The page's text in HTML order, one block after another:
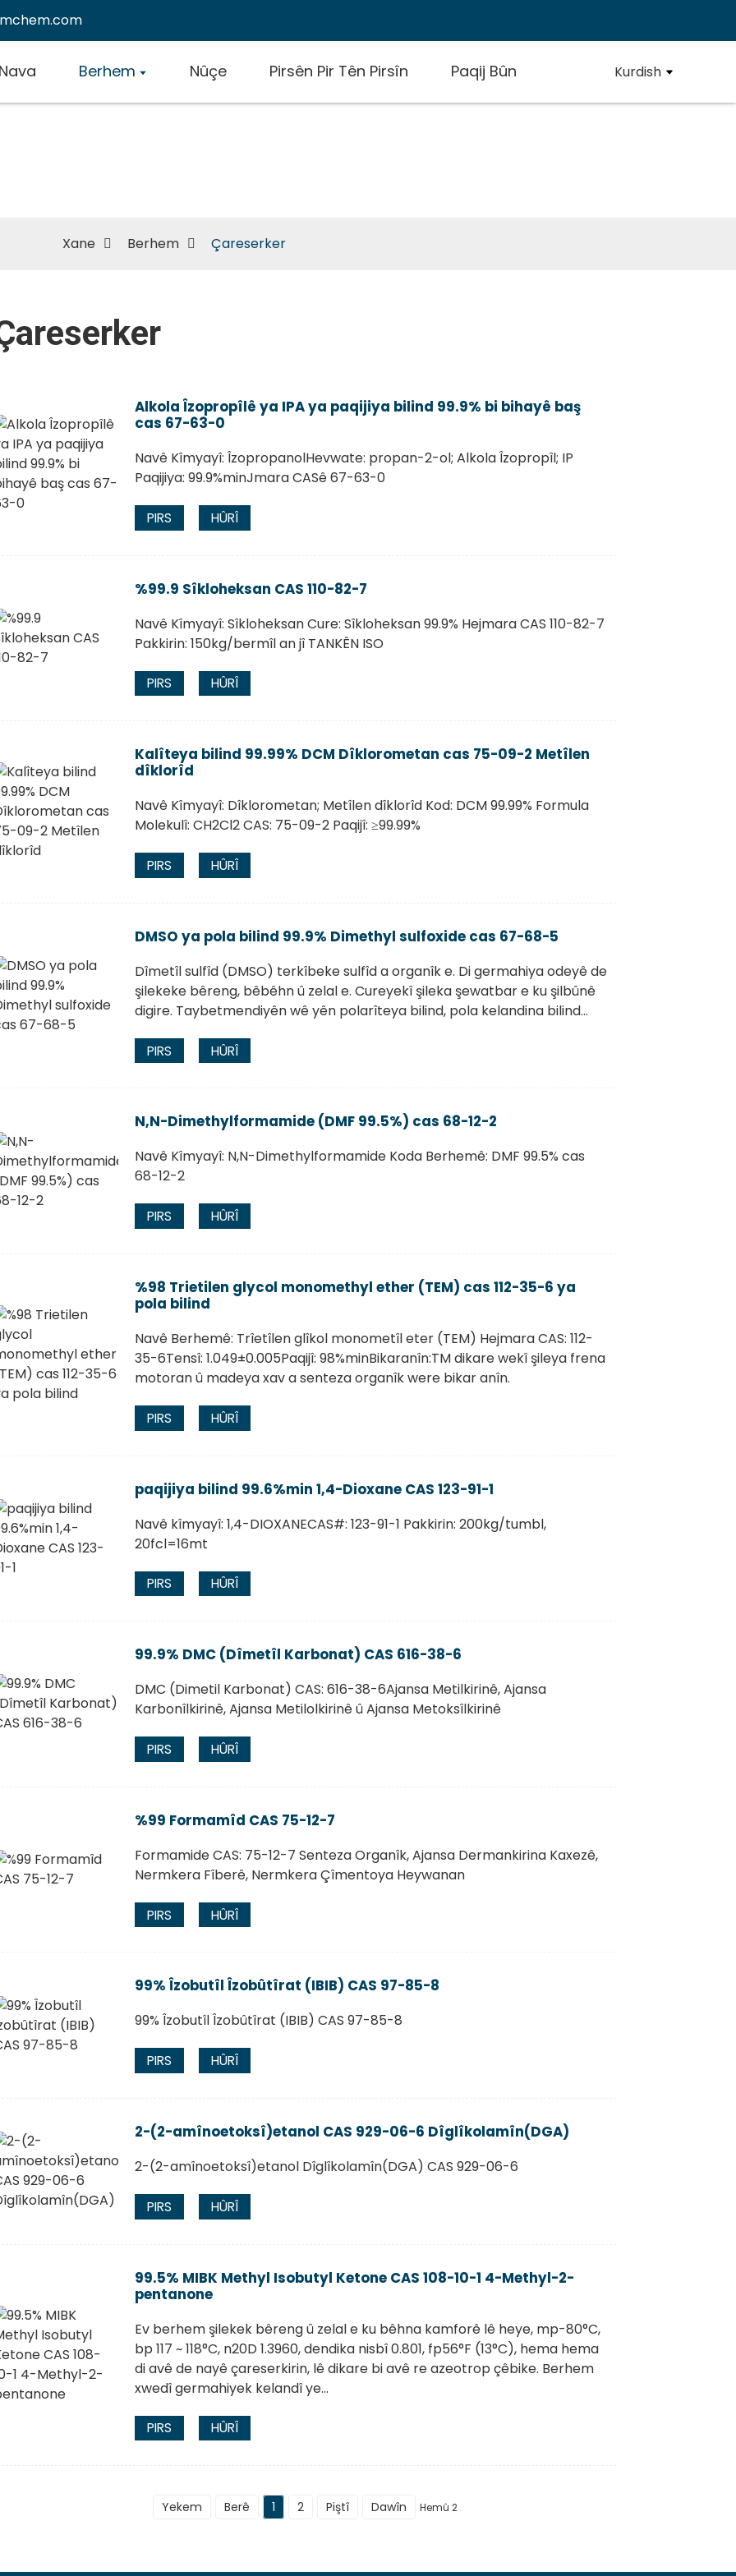
Berhem Nûçe Pirsên Pir Tên Pirsîn Paqij Bûn Kurdish
Xane Berhem Çareserker
Alkola Îzopropîlê ya IPA ya paqijiya bilind 99.9% bi bihayê baş
cas 67-63-0
Navê Kîmyayî: ÎzopropanolHevwate: propan-2-ol; Alkola Îzopropîl; IP
Paqijiya: 99.9%minJmara CASê 67-63-0
PIRS HÛRÎ
%99.9 Sîkloheksan CAS 110-82-7
Navê Kîmyayî: Sîkloheksan Cure: Sîkloheksan 99.9% Hejmara CAS 110-82-7
Pakkirin: 150kg/bermîl an jî TANKÊN ISO
PIRS HÛRÎ
Kalîteya bilind 99.99% DCM Dîklorometan cas 75-09-2 Metîlen
dîklorîd
Navê Kîmyayî: Dîklorometan; Metîlen dîklorîd Kod: DCM 99.99% Formula
Molekulî: CH2Cl2 CAS: 75-09-2 Paqijî: ≥99.99%
PIRS HÛRÎ
DMSO ya pola bilind 99.9% Dimethyl sulfoxide cas 67-68-5
Dîmetîl sulfîd (DMSO) terkîbeke sulfîd a organîk e. Di germahiya odeyê de
şilekeke bêreng, bêbêhn û zelal e. Cureyekî şileka şewatbar e ku şilbûnê
digire. Taybetmendiyên wê yên polarîteya bilind, pola kelandina bilind...
PIRS HÛRÎ
N,N-Dimethylformamide (DMF 99.5%) cas 68-12-2
Navê Kîmyayî: N,N-Dimethylformamide Koda Berhemê: DMF 99.5% cas
68-12-2
PIRS HÛRÎ
%98 Trietilen glycol monomethyl ether (TEM) cas 112-35-6 ya
pola bilind
Navê Berhemê: Trîetîlen glîkol monometîl eter (TEM) Hejmara CAS: 112-
35-6Tensî: 1.049±0.005Paqijî: 98%minBikaranîn:TM dikare wekî şileya frena
motoran û madeya xav a senteza organîk were bikar anîn.
PIRS HÛRÎ
paqijiya bilind 99.6%min 1,4-Dioxane CAS 123-91-1
Navê kîmyayî: 1,4-DIOXANECAS#: 123-91-1 Pakkirin: 200kg/tumbl,
20fcl=16mt
PIRS HÛRÎ
99.9% DMC (Dîmetîl Karbonat) CAS 616-38-6
DMC (Dimetil Karbonat) CAS: 616-38-6Ajansa Metilkirinê, Ajansa
Karbonîlkirinê, Ajansa Metilolkirinê û Ajansa Metoksîlkirinê
PIRS HÛRÎ
%99 Formamîd CAS 75-12-7
Formamide CAS: 75-12-7 Senteza Organîk, Ajansa Dermankirina Kaxezê,
Nermkera Fîberê, Nermkera Çîmentoya Heywanan
PIRS HÛRÎ
99% Îzobutîl Îzobûtîrat (IBIB) CAS 97-85-8
99% Îzobutîl Îzobûtîrat (IBIB) CAS 97-85-8
PIRS HÛRÎ
2-(2-amînoetoksî)etanol CAS 929-06-6 Dîglîkolamîn(DGA)
2-(2-amînoetoksî)etanol Dîglîkolamîn(DGA) CAS 929-06-6
PIRS HÛRÎ
99.5% MIBK Methyl Isobutyl Ketone CAS 108-10-1 4-Methyl-2-
pentanone
Ev berhem şilekek bêreng û zelal e ku bêhna kamforê lê heye, mp-80°C,
bp 117 ~ 118°C, n20D 1.3960, dendika nisbî 0.801, fp56°F (13°C), hema hema
di avê de nayê çareserkirin, lê dikare bi avê re azeotrop çêbike. Berhem
xwedî germahiyek kelandî ye...
PIRS HÛRÎ
Yekem Berê 1 2 Piştî Dawîn Hemû 2